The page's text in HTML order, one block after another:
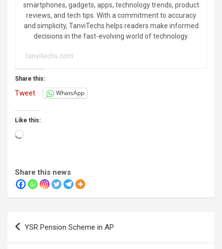
smartphones, gadgets, apps, technology trends, product
reviews, and tech tips. With a commitment to accuracy
and simplicity, TanviTechs helps readers make informed
decisions in the fast-evolving world of technology.
tanvitechs.com
Share this:
Tweet WhatsApp
Like this:
Loading…
Share this news
Post
YSR Pension Scheme in AP